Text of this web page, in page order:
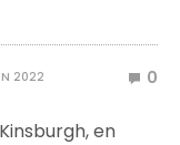
2022 0
en